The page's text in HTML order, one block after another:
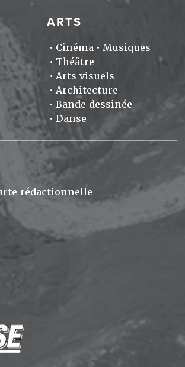
ARTS
Cinéma
Musiques
Théâtre
Arts visuels
Architecture
Bande dessinée
Danse
rédactionnelle